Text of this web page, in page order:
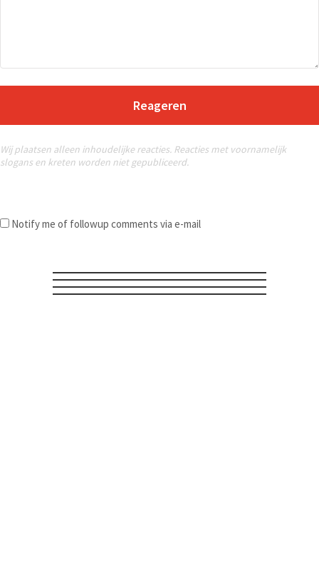
Reageren
Wij plaatsen alleen inhoudelijke reacties. Reacties met voornamelijk
slogans en kreten worden niet gepubliceerd.
Notify me of followup comments via e-mail